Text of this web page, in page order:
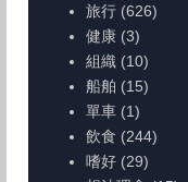
旅行 (626)
健康 (3)
組織 (10)
船舶 (15)
單車 (1)
飲食 (244)
嗜好 (29)